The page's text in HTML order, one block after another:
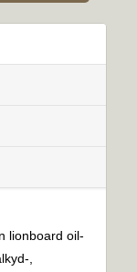
lionboard oil-
,